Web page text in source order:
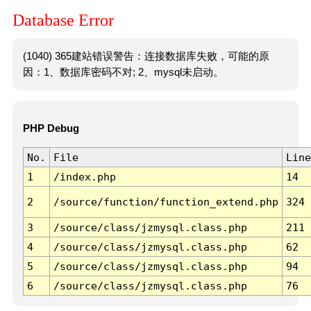
Database Error
(1040) 365建站错误警告：连接数据库失败，可能的原
因：1、数据库密码不对; 2、mysql未启动。
PHP Debug
No. File
Line
1
/index.php 14
2 /source/function/function_extend.php 324
3 /source/class/jzmysql.class.php
211
4
/source/class/jzmysql.class.php
62
5
/source/class/jzmysql.class.php
94
6
/source/class/jzmysql.class.php 76